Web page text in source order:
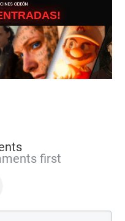
ODEÓN
first